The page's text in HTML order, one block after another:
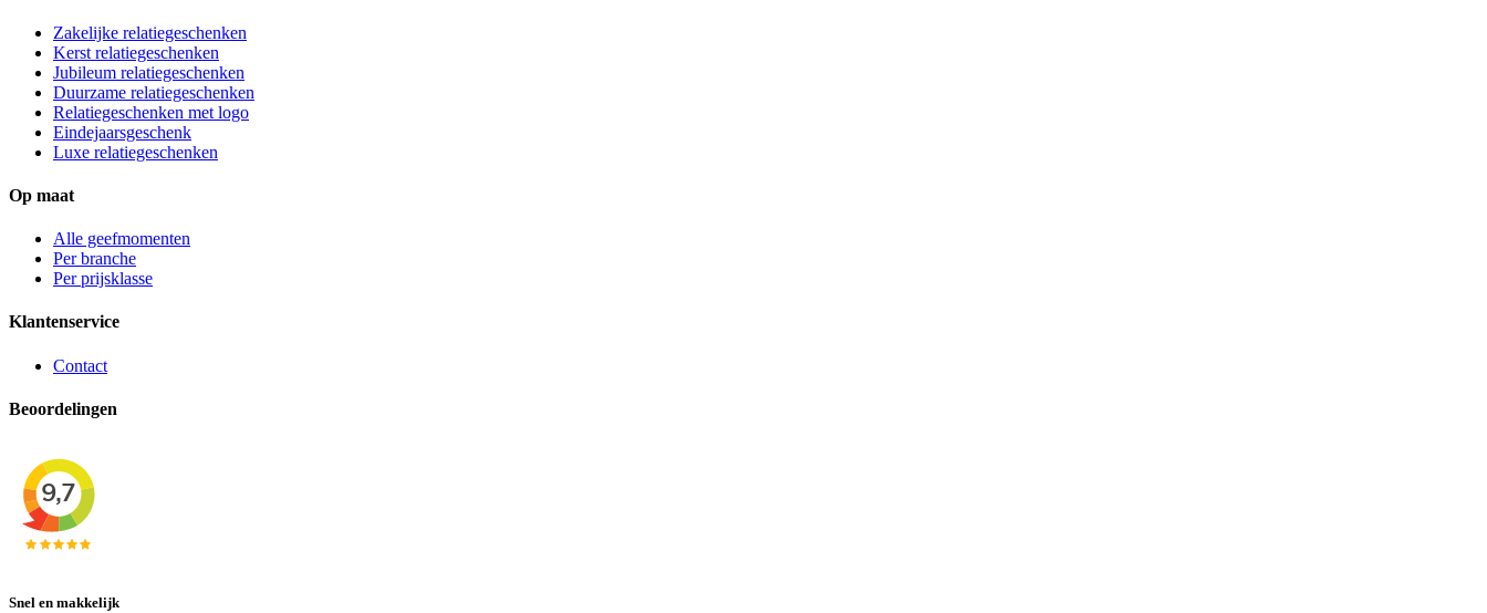
Zakelijke relatiegeschenken
Kerst relatiegeschenken
Jubileum relatiegeschenken
Duurzame relatiegeschenken
Relatiegeschenken met logo
Eindejaarsgeschenk
Luxe relatiegeschenken
Op maat
Alle geefmomenten
Per branche
Per prijsklasse
Klantenservice
Contact
Beoordelingen
Snel en makkelijk